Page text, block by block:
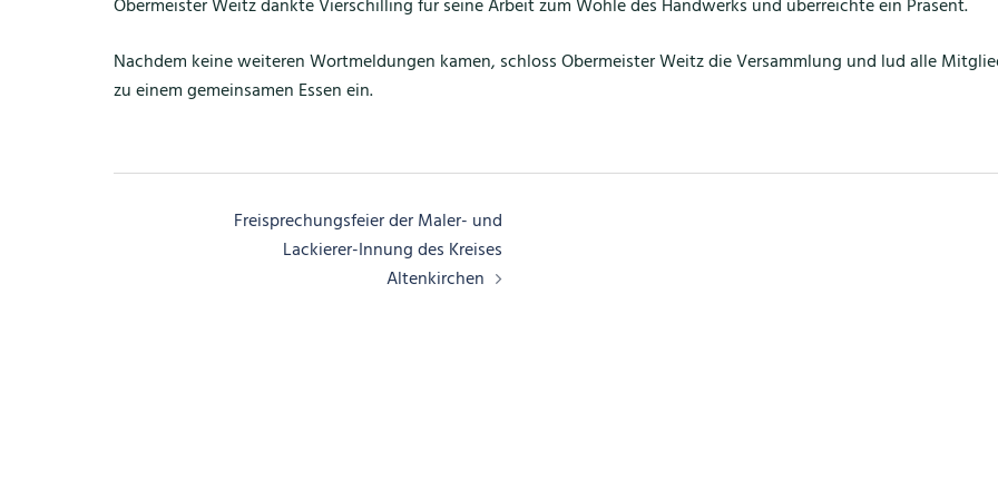
Obermeister Weitz dankte Vierschilling für seine Arbeit zum Wohle des Handwerks und überreichte ein Präsent.
Nachdem keine weiteren Wortmeldungen kamen, schloss Obermeister Weitz die Versammlung und lud alle
zu einem gemeinsamen Essen ein.
Beitragsnavigation
Freisprechungsfeier der Maler- und
Lackierer-Innung des Kreises
Altenkirchen